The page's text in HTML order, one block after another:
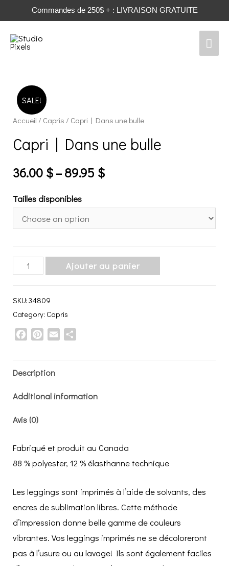
Commandes de 250$ + : LIVRAISON GRATUITE
SALE!
Accueil / Capris / Capri | Dans une bulle
Capri | Dans une bulle
36.00 $–89.95 $
Tailles disponibles
Capri
une
quantity
Ajouter au panier
SKU:34809
Category: Capris
FacebookPinterest
Email
Description
Additional information
Avis (0)
Fabriqué et produit au Canada
88 % polyester, 12 % élasthanne technique
Les leggings sont imprimés à l’aide de solvants, des
encres de sublimation libres. Cette méthode
d’impression donne belle gamme de couleurs
vibrantes. Vos leggings imprimés ne se décoloreront
pas à l’usure ou au lavage! Ils sont également faciles